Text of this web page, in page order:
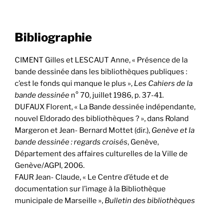
Bibliographie
CIMENT Gilles et LESCAUT Anne, « Présence de la
bande dessinée dans les bibliothèques publiques :
c’est le fonds qui manque le plus », Les Cahiers de la
bande dessinée n° 70, juillet 1986, p. 37-41.
DUFAUX Florent, « La Bande dessinée indépendante,
nouvel Eldorado des bibliothèques ? », dans Roland
Margeron et Jean- Bernard Mottet (dir.), Genève et la
bande dessinée : regards croisés, Genève,
Département des affaires culturelles de la Ville de
Genève/AGPI, 2006.
FAUR Jean- Claude, « Le Centre d’étude et de
documentation sur l’image à la Bibliothèque
municipale de Marseille », Bulletin des bibliothèques